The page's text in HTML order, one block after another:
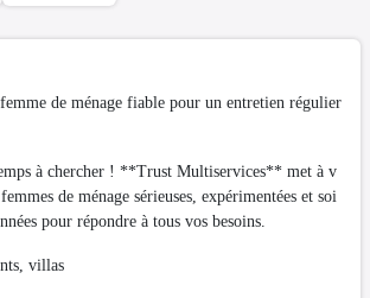
de ménage fiable pour un entretien régulier
à chercher ! **Trust Multiservices** met à v
de ménage sérieuses, expérimentées et soi
pour répondre à tous vos besoins.
villas